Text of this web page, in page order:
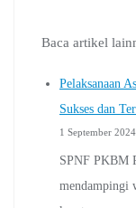
Baca artikel
Pelaksanaan
Sukses dan
1 September 2024
SPNF PKBM
mendampingi